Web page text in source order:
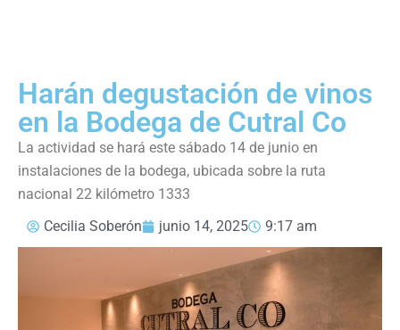
Harán degustación de vinos
en la Bodega de Cutral Co
La actividad se hará este sábado 14 de junio en
instalaciones de la bodega, ubicada sobre la ruta
nacional 22 kilómetro 1333
Cecilia Soberón
junio 14, 2025 9:17 am